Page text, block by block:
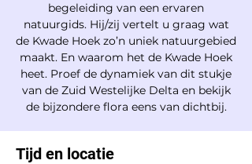
begeleiding van een ervaren
natuurgids. Hij/zij vertelt u graag wat
de Kwade Hoek zo’n uniek natuurgebied
maakt. En waarom het de Kwade Hoek
heet. Proef de dynamiek van dit stukje
van de Zuid Westelijke Delta en bekijk
de bijzondere flora eens van dichtbij.
Tijd en locatie